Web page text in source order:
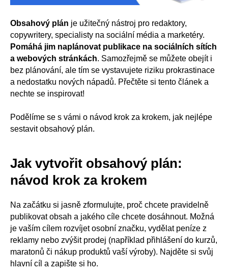
Obsahový plán je užitečný nástroj pro redaktory,
copywritery, specialisty na sociální média a marketéry.
Pomáhá jim naplánovat publikace na sociálních sítích
a webových stránkách. Samozřejmě se můžete obejít i
bez plánování, ale tím se vystavujete riziku prokrastinace
a nedostatku nových nápadů. Přečtěte si tento článek a
nechte se inspirovat!
Podělíme se s vámi o návod krok za krokem, jak nejlépe
sestavit obsahový plán.
Jak vytvořit obsahový plán:
návod krok za krokem
Na začátku si jasně zformulujte, proč chcete pravidelně
publikovat obsah a jakého cíle chcete dosáhnout. Možná
je vaším cílem rozvíjet osobní značku, vydělat peníze z
reklamy nebo zvýšit prodej (například přihlášení do kurzů,
maratonů či nákup produktů vaší výroby). Najděte si svůj
hlavní cíl a zapište si ho.